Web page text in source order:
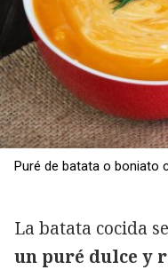
Puré de batata o boniato
La batata cocida
un puré dulce y